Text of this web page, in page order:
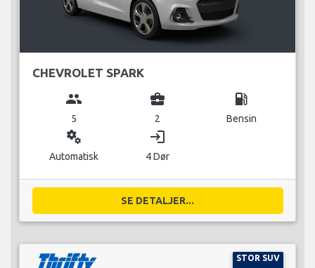
CHEVROLET SPARK
group
5
business_center
2
local_gas_station
Bensin
miscellaneous_services
Automatisk
login
4 Dør
SE DETALJER...
STOR SUV